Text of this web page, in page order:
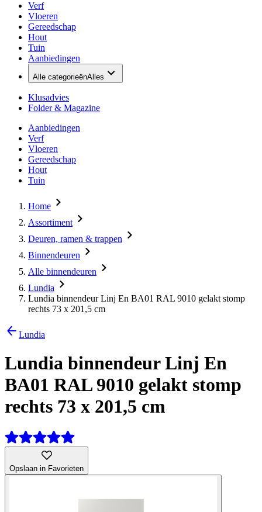
Verf
Vloeren
Gereedschap
Hout
Tuin
Aanbiedingen
Alle categorieënAlles
Klusadvies
Folder & Magazine
Aanbiedingen
Verf
Vloeren
Gereedschap
Hout
Tuin
Home
Assortiment
Deuren, ramen & trappen
Binnendeuren
Alle binnendeuren
Lundia
Lundia binnendeur Linj En BA01 RAL 9010 gelakt stomp
rechts 73 x 201,5 cm
Lundia
Lundia binnendeur Linj En
BA01 RAL 9010 gelakt stomp
rechts 73 x 201,5 cm
Opslaan in Favorieten